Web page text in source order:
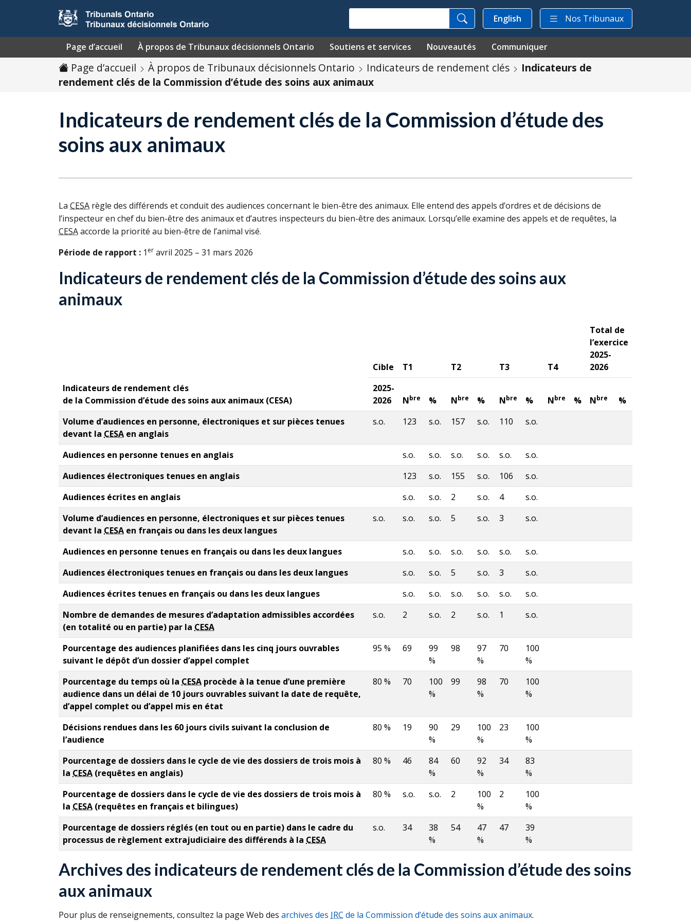
English Nos Tribunaux
Page d’accueil À propos de Tribunaux décisionnels Ontario Soutiens et services Nouveautés Communiquer
Page d’accueil À propos de Tribunaux décisionnels Ontario Indicateurs de rendement clés
Indicateurs de
rendement clés de la Commission d’étude des soins aux animaux
Indicateurs de rendement clés de la Commission d’étude des
soins aux animaux
La CESA règle des différends et conduit des audiences concernant le bien-être des animaux. Elle entend des appels d’ordres et de décisions de
l’inspecteur en chef du bien-être des animaux et d’autres inspecteurs du bien-être des animaux. Lorsqu’elle examine des appels et de requêtes, la
CESAaccorde la priorité au bien-être de l’animal visé.
Période de rapport : 1 er avril 2025 – 31 mars 2026
Indicateurs de rendement clés de la Commission d’étude des soins aux
animaux
Indicateurs de rendement clés
de la Commission d’étude des soins aux animaux (CESA)
Cible T1 T2 T3 T4
Total de
l’exercice
2025-
2026
2025-
2026
Nbre % Nbre % Nbre % Nbre % Nbre
%
Volume d’audiences en personne, électroniques et sur pièces tenues
devant la CESA en anglais
s.o. 123 s.o. 157 s.o. 110 s.o.
Audiences en personne tenues en anglais s.o. s.o. s.o. s.o. s.o.
s.o.
Audiences électroniques tenues en anglais
123 s.o. 155 s.o. 106
s.o.
Audiences écrites en anglais
s.o. s.o. 2 s.o. 4
s.o.
Volume d’audiences en personne, électroniques et sur pièces tenues
devant la CESA en français ou dans les deux langues
s.o. s.o. s.o. 5 s.o. 3 s.o.
Audiences en personne tenues en français ou dans les deux langues s.o. s.o. s.o. s.o. s.o.
s.o.
Audiences électroniques tenues en français ou dans les deux langues
s.o. s.o. 5 s.o. 3
s.o.
Audiences écrites tenues en français ou dans les deux langues
s.o. s.o. s.o. s.o. s.o.
s.o.
Nombre de demandes de mesures d’adaptation admissibles accordées
(en totalité ou en partie) par la CESA
s.o. 2 s.o. 2 s.o. 1 s.o.
Pourcentage des audiences planifiées dans les cinq jours ouvrables
suivant le dépôt d’un dossier d’appel complet
95 % 69
99
%
98
97
%
70
100
%
Pourcentage du temps où la CESA procède à la tenue d’une première
audience dans un délai de 10 jours ouvrables suivant la date de requête,
d’appel complet ou d’appel mis en état
80 % 70
100
%
99
98
%
70
100
%
Décisions rendues dans les 60 jours civils suivant la conclusion de
l’audience
80 % 19
90
%
29
100
%
23
100
%
Pourcentage de dossiers dans le cycle de vie des dossiers de trois mois à
la CESA (requêtes en anglais)
80 % 46
84
%
60
92
%
34
83
%
Pourcentage de dossiers dans le cycle de vie des dossiers de trois mois à
la CESA (requêtes en français et bilingues)
80 % s.o. s.o. 2
100
%
2
100
%
Pourcentage de dossiers réglés (en tout ou en partie) dans le cadre du
processus de règlement extrajudiciaire des différends à la CESA
s.o. 34
38
%
54
47
%
47
39
%
Archives des indicateurs de rendement clés de la Commission d’étude des soins
aux animaux
Pour plus de renseignements, consultez la page Web des archives des IRC de la Commission d’étude des soins aux animaux.